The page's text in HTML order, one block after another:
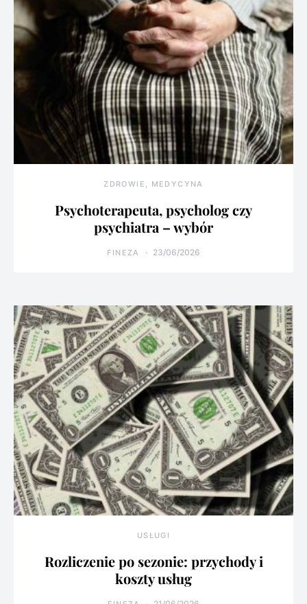
ZDROWIE, MEDYCYNA
Psychoterapeuta, psycholog czy
psychiatra – wybór
FINEZA 23/06/2026
USŁUGI
Rozliczenie po sezonie: przychody i
koszty usług